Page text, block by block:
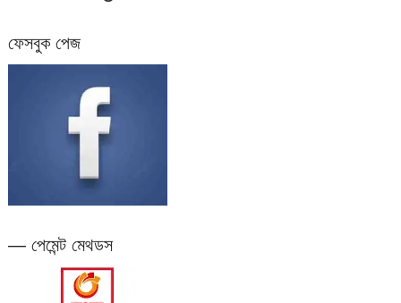
ফেসবুক পেজ
— পেমেন্ট মেথডস